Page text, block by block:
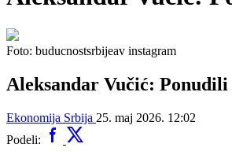
Foto: buducnostsrbijeav instagram
Aleksandar Vučić:
Ekonomija Srbija 25. maj 2026. 12:02
Podeli: